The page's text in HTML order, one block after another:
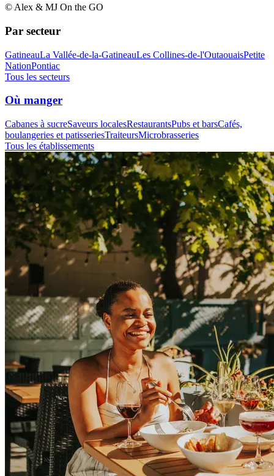
© Alex & MJ On the GO
Par secteur
GatineauLa Vallée-de-la-GatineauLes Collines-de-l'OutaouaisPetite
NationPontiac
Tous les secteurs
Où manger
Cabanes à sucreSaveurs localesRestaurantsPubs et barsCafés,
boulangeries et patisseriesTraiteursMicrobrasseries
Tous les établissements